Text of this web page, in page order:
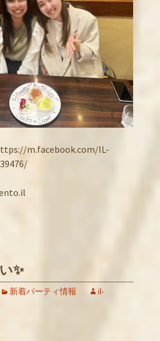
m.facebook.com/IL-
✨
新着パーティ情報
il-